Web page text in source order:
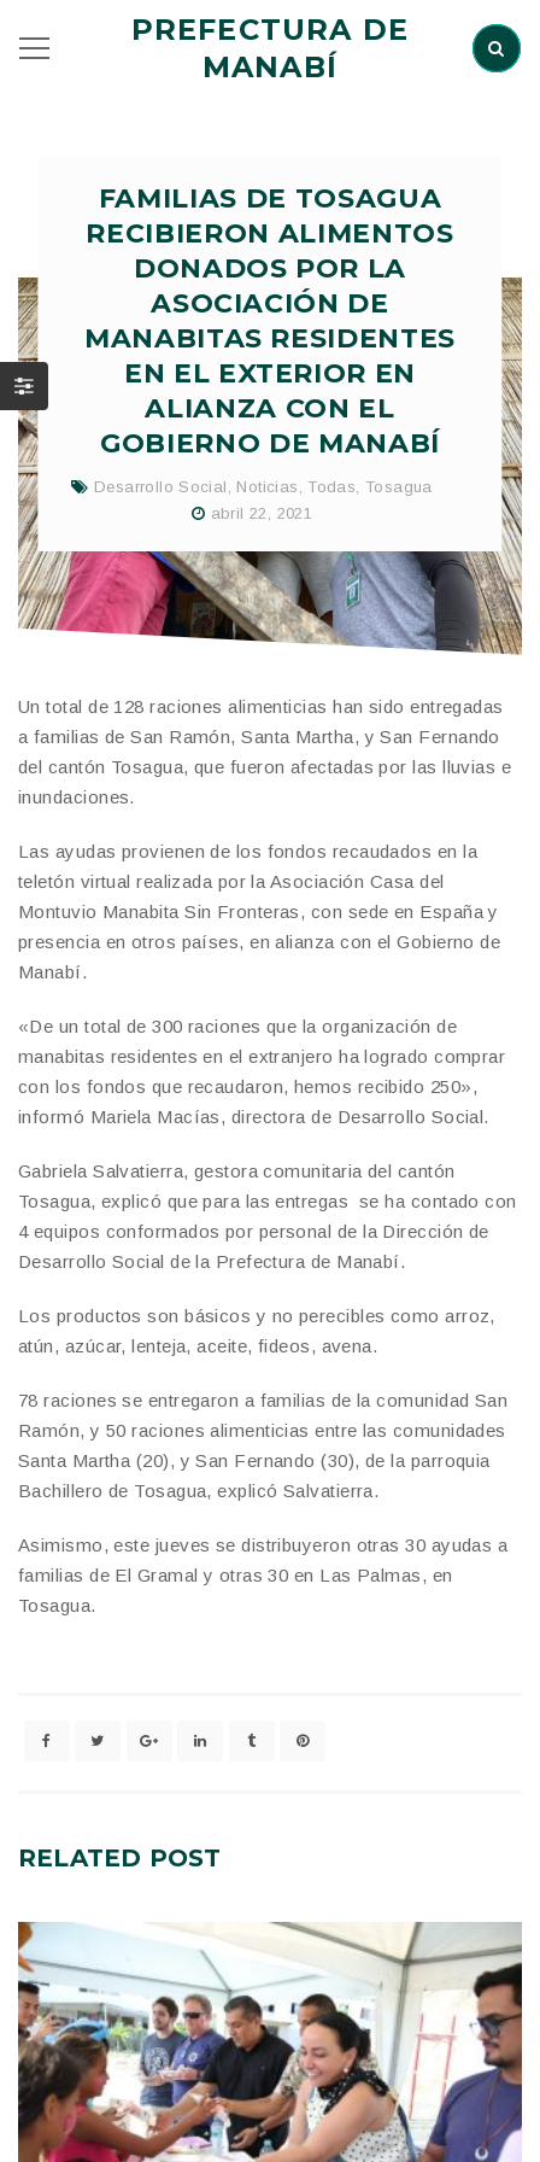
PREFECTURA DE
MANABÍ
FAMILIAS DE TOSAGUA
RECIBIERON ALIMENTOS
DONADOS POR LA
ASOCIACIÓN DE
MANABITAS RESIDENTES
EN EL EXTERIOR EN
ALIANZA CON EL
GOBIERNO DE MANABÍ
Desarrollo Social Noticias Todas
Tosagua
abril 22, 2021
Un total de 128 raciones alimenticias han sido entregadas
a familias de San Ramón, Santa Martha, y San Fernando
del cantón Tosagua, que fueron afectadas por las lluvias e
inundaciones.
Las ayudas provienen de los fondos recaudados en la
teletón virtual realizada por la Asociación Casa del
Montuvio Manabita Sin Fronteras, con sede en España y
presencia en otros países, en alianza con el Gobierno de
Manabí.
«De un total de 300 raciones que la organización de
manabitas residentes en el extranjero ha logrado comprar
con los fondos que recaudaron, hemos recibido 250»,
informó Mariela Macías, directora de Desarrollo Social.
Gabriela Salvatierra, gestora comunitaria del cantón
Tosagua, explicó que para las entregas se ha contado con
4 equipos conformados por personal de la Dirección de
Desarrollo Social de la Prefectura de Manabí.
Los productos son básicos y no perecibles como arroz,
atún, azúcar, lenteja, aceite, fideos, avena.
78 raciones se entregaron a familias de la comunidad San
Ramón, y 50 raciones alimenticias entre las comunidades
Santa Martha (20), y San Fernando (30), de la parroquia
Bachillero de Tosagua, explicó Salvatierra.
Asimismo, este jueves se distribuyeron otras 30 ayudas a
familias de El Gramal y otras 30 en Las Palmas, en
Tosagua.
RELATED POST